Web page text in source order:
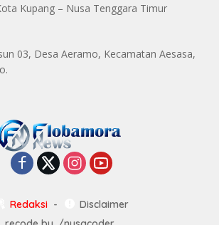
Kupang – Nusa Tenggara Timur
03, Desa Aeramo, Kecamatan Aesasa,
Redaksi
Disclaimer